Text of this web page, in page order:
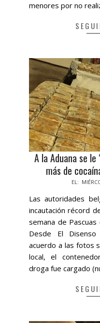
menores por no
A la Aduana se le
más de
EL:
Las autoridades
incautación récord
semana de
Desde El
acuerdo a las fotos
local, el
droga fue cargado